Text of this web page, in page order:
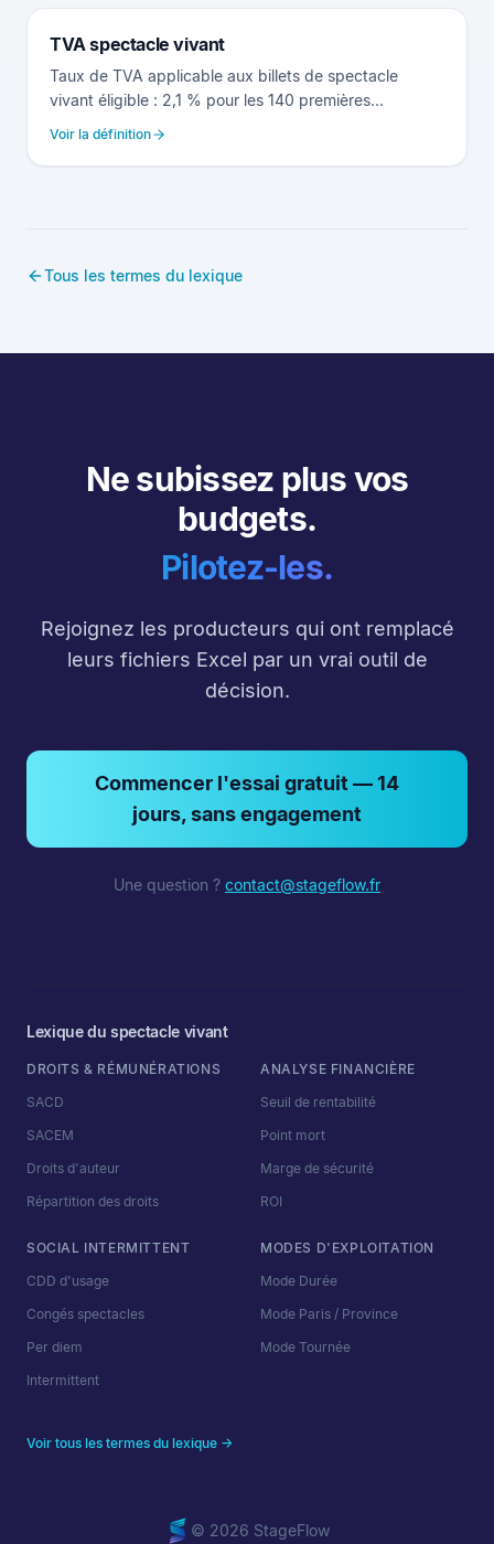
TVA spectacle vivant
Taux de TVA applicable aux billets de spectacle
vivant éligible : 2,1 % pour les 140 premières
représentations (taux super-réduit, article 281 quater
Voir la définition
Tous les termes du lexique
Ne subissez plus vos
budgets.
Pilotez-les.
Rejoignez les producteurs qui ont remplacé
leurs fichiers Excel par un vrai outil de
décision.
Commencer l'essai gratuit — 14
jours, sans engagement
Une question ? contact@stageflow.fr
Lexique du spectacle vivant
DROITS & RÉMUNÉRATIONS
SACD
SACEM
Droits d'auteur
Répartition des droits
ANALYSE FINANCIÈRE
Seuil de rentabilité
Point mort
Marge de sécurité
ROI
SOCIAL INTERMITTENT
CDD d'usage
Congés spectacles
Per diem
Intermittent
MODES D'EXPLOITATION
Mode Durée
Mode Paris / Province
Mode Tournée
Voir tous les termes du lexique →
© 2026 StageFlow